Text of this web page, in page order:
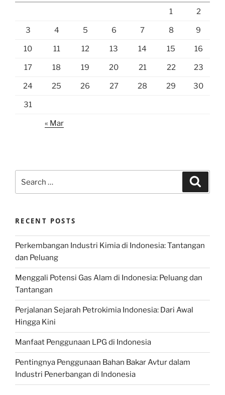
1 2
3 4 5 6 7 8 9
10 11 12 13 14 15 16
17 18 19 20 21 22 23
24 25 26 27 28 29 30
31
« Mar
for:
RECENT POSTS
Perkembangan Industri Kimia di Indonesia: Tantangan
dan Peluang
Menggali Potensi Gas Alam di Indonesia: Peluang dan
Tantangan
Perjalanan Sejarah Petrokimia Indonesia: Dari Awal
Hingga Kini
Manfaat Penggunaan LPG di Indonesia
Pentingnya Penggunaan Bahan Bakar Avtur dalam
Industri Penerbangan di Indonesia